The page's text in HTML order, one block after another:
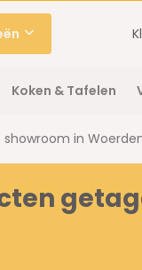
Koken & Tafelen
showroom in